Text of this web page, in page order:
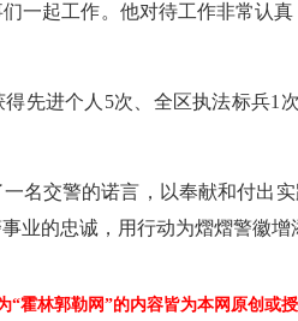
一起工作。他对待工作非常认
先进个人5次、全区执法标兵1
名交警的诺言，以奉献和付出
业的忠诚，用行动为熠熠警徽
“霍林郭勒网”的内容皆为本网原创或